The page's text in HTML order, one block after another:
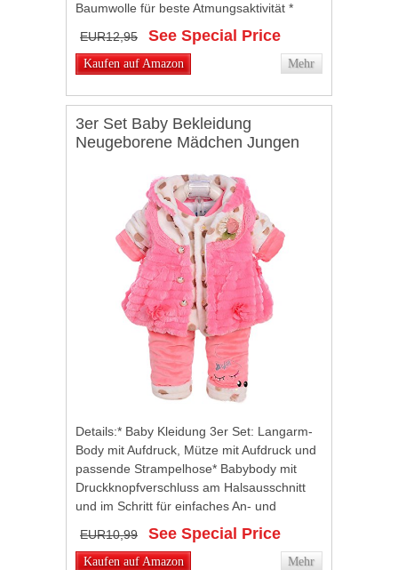
Baumwolle für beste Atmungsaktivität *
Strampler an den Schultern und im
Schrittbereich...
EUR12,95 See Special Price
Kaufen auf Amazon Mehr
3er Set Baby Bekleidung
Neugeborene Mädchen Jungen
Strampelhose mit Fuß Mütze,
Farbe: Streifenmuster Blau,
Größe: 62
Details:* Baby Kleidung 3er Set: Langarm-
Body mit Aufdruck, Mütze mit Aufdruck und
passende Strampelhose* Babybody mit
Druckknopfverschluss am Halsausschnitt
und im Schritt für einfaches An- und
Ausziehen* Stramplerhose mit breitem
elastischem...
EUR10,99 See Special Price
Kaufen auf Amazon Mehr